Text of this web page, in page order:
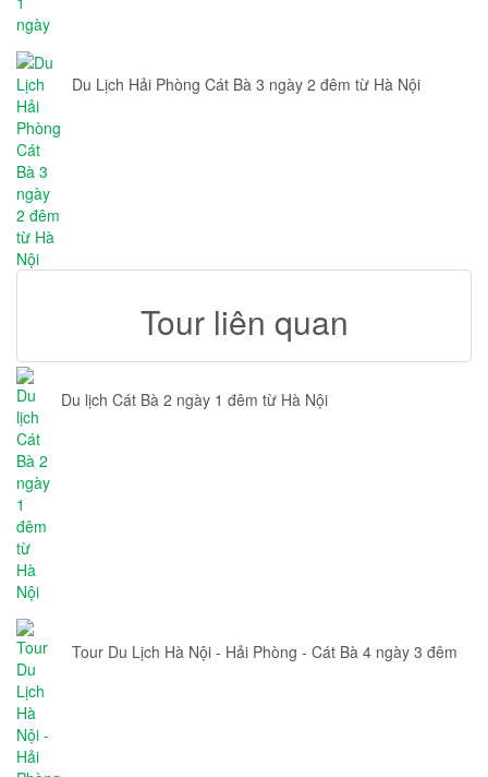
Du Lịch Hải Phòng Cát Bà 3 ngày 2 đêm từ Hà Nội
Tour liên quan
Du lịch Cát Bà 2 ngày 1 đêm từ Hà Nội
Tour Du Lịch Hà Nội - Hải Phòng - Cát Bà 4 ngày 3 đêm